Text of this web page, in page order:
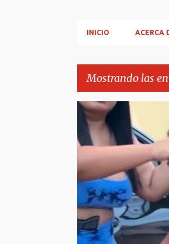
INICIO ACERCA
Mostrando las
n
t
r
a
d
a
s
REPÚBLICA DOMINICANA